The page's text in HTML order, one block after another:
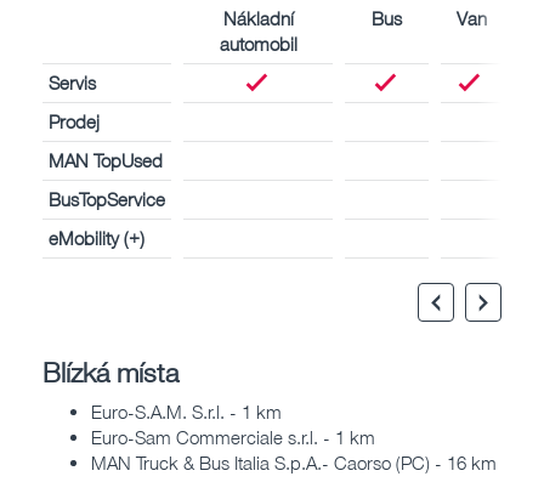
Nákladní
automobil
Bus Van
Servis
Prodej
MAN TopUsed
BusTopService
eMobility (+)
Blízká místa
Euro-S.A.M. S.r.l. - 1 km
Euro-Sam Commerciale s.r.l. - 1 km
MAN Truck & Bus Italia S.p.A.- Caorso (PC) - 16 km